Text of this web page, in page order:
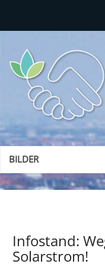
Gutes Klima durch
BILDER
Infostand:
Solarstrom!